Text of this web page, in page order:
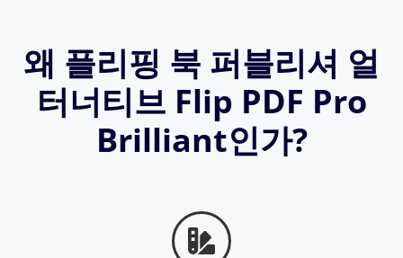
왜 플리핑 북 퍼블리셔 얼
터너티브 Flip PDF Pro
Brilliant인가?